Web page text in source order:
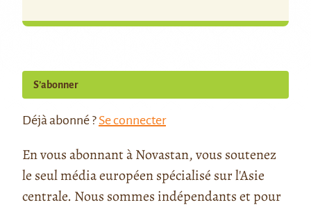
S’abonner
Déjà abonné ? Se connecter
En vous abonnant à Novastan, vous soutenez
le seul média européen spécialisé sur l'Asie
centrale. Nous sommes indépendants et pour